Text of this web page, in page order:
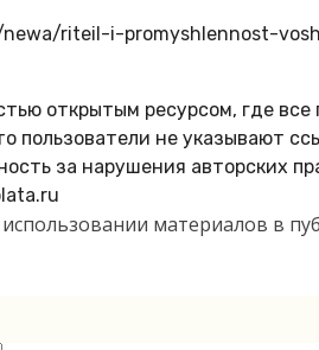
riteil-i-promyshlennost-
открытым ресурсом, где
пользователи не указывают
за нарушения авторских
материалов в